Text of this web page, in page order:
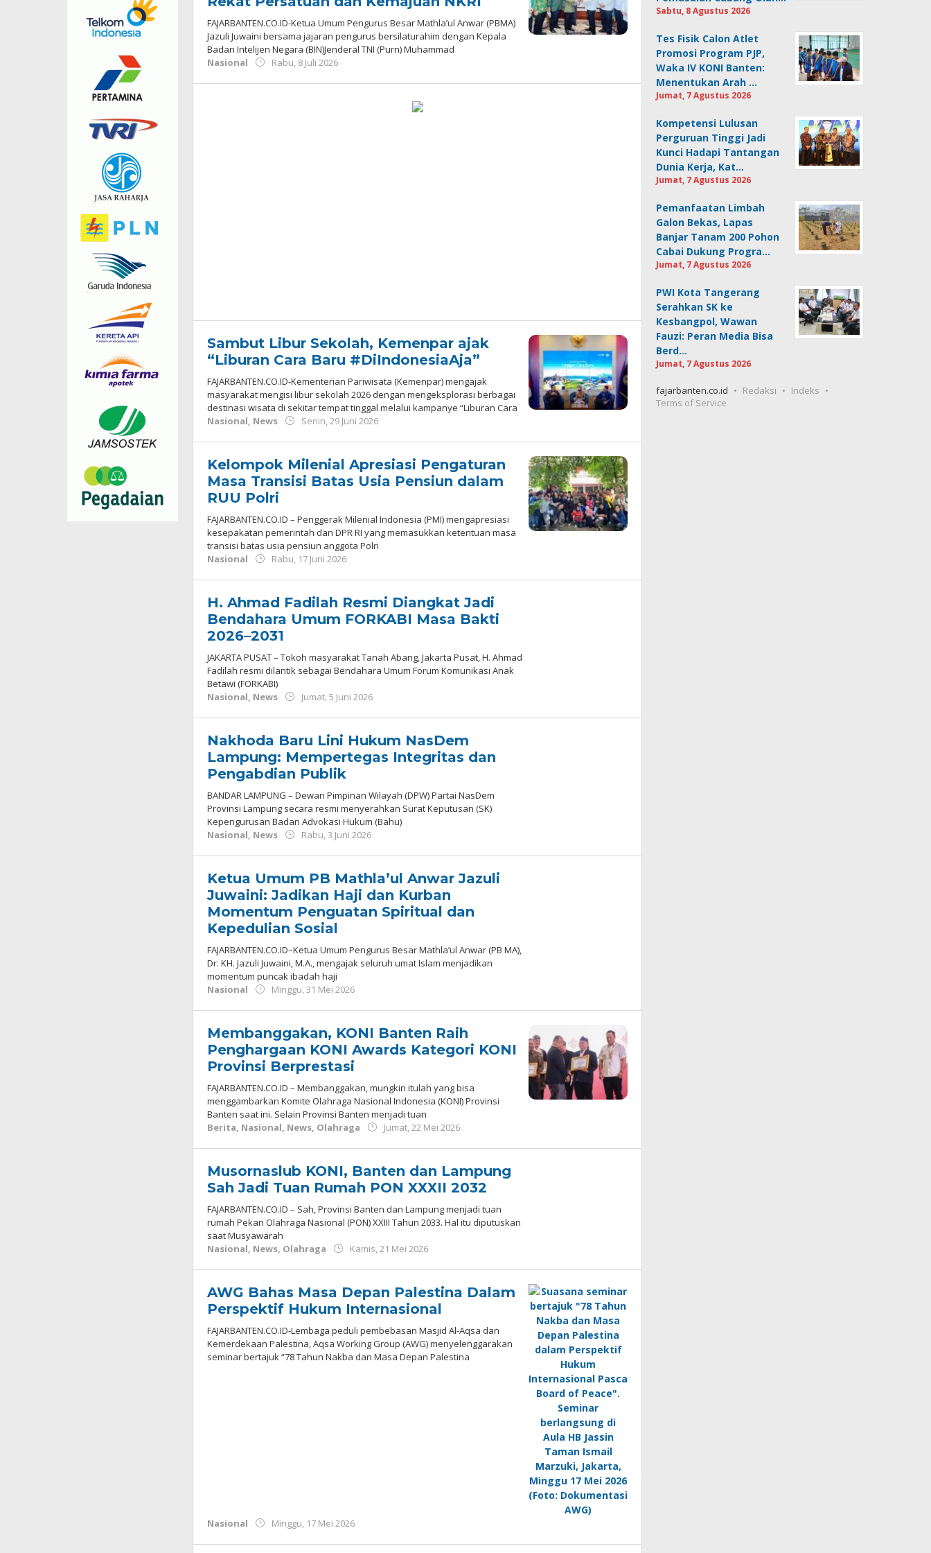
FAJARBANTEN.CO.ID-Ketua Umum Pengurus Besar Mathla’ul Anwar (PBMA)
Jazuli Juwaini bersama jajaran pengurus bersilaturahim dengan Kepala
Badan Intelijen Negara (BIN)Jenderal TNI (Purn) Muhammad
Nasional
Rabu, 8 Juli 2026
Sambut Libur Sekolah, Kemenpar ajak
“Liburan Cara Baru #DiIndonesiaAja”
FAJARBANTEN.CO.ID-Kementerian Pariwisata (Kemenpar) mengajak
masyarakat mengisi libur sekolah 2026 dengan mengeksplorasi berbagai
destinasi wisata di sekitar tempat tinggal melalui kampanye “Liburan Cara
Nasional, News Senin, 29 Juni 2026
Kelompok Milenial Apresiasi Pengaturan
Masa Transisi Batas Usia Pensiun dalam
RUU Polri
FAJARBANTEN.CO.ID – Penggerak Milenial Indonesia (PMI) mengapresiasi
kesepakatan pemerintah dan DPR RI yang memasukkan ketentuan masa
transisi batas usia pensiun anggota Polri
Nasional
Rabu, 17 Juni 2026
H. Ahmad Fadilah Resmi Diangkat Jadi
Bendahara Umum FORKABI Masa Bakti
2026–2031
JAKARTA PUSAT – Tokoh masyarakat Tanah Abang, Jakarta Pusat, H. Ahmad
Fadilah resmi dilantik sebagai Bendahara Umum Forum Komunikasi Anak
Betawi (FORKABI)
Nasional, News Jumat, 5 Juni 2026
Nakhoda Baru Lini Hukum NasDem
Lampung: Mempertegas Integritas dan
Pengabdian Publik
BANDAR LAMPUNG – Dewan Pimpinan Wilayah (DPW) Partai NasDem
Provinsi Lampung secara resmi menyerahkan Surat Keputusan (SK)
Kepengurusan Badan Advokasi Hukum (Bahu)
Nasional, News Rabu, 3 Juni 2026
Ketua Umum PB Mathla’ul Anwar Jazuli
Juwaini: Jadikan Haji dan Kurban
Momentum Penguatan Spiritual dan
Kepedulian Sosial
FAJARBANTEN.CO.ID–Ketua Umum Pengurus Besar Mathla’ul Anwar (PB MA),
Dr. KH. Jazuli Juwaini, M.A., mengajak seluruh umat Islam menjadikan
momentum puncak ibadah haji
Nasional
Minggu, 31 Mei 2026
Membanggakan, KONI Banten Raih
Penghargaan KONI Awards Kategori KONI
Provinsi Berprestasi
FAJARBANTEN.CO.ID – Membanggakan, mungkin itulah yang bisa
menggambarkan Komite Olahraga Nasional Indonesia (KONI) Provinsi
Banten saat ini. Selain Provinsi Banten menjadi tuan
Berita, Nasional, News, Olahraga Jumat, 22 Mei 2026
Musornaslub KONI, Banten dan Lampung
Sah Jadi Tuan Rumah PON XXXII 2032
FAJARBANTEN.CO.ID – Sah, Provinsi Banten dan Lampung menjadi tuan
rumah Pekan Olahraga Nasional (PON) XXIII Tahun 2033. Hal itu diputuskan
saat Musyawarah
Nasional, News, Olahraga Kamis, 21 Mei 2026
AWG Bahas Masa Depan Palestina Dalam
Perspektif Hukum Internasional
FAJARBANTEN.CO.ID-Lembaga peduli pembebasan Masjid Al-Aqsa dan
Kemerdekaan Palestina, Aqsa Working Group (AWG) menyelenggarakan
seminar bertajuk “78 Tahun Nakba dan Masa Depan Palestina
Nasional Minggu, 17 Mei 2026
Sabtu, 8 Agustus 2026
Tes Fisik Calon Atlet
Promosi Program PJP,
Waka IV KONI Banten:
Menentukan Arah …
Jumat, 7 Agustus 2026
Kompetensi Lulusan
Perguruan Tinggi Jadi
Kunci Hadapi Tantangan
Dunia Kerja, Kat…
Jumat, 7 Agustus 2026
Pemanfaatan Limbah
Galon Bekas, Lapas
Banjar Tanam 200 Pohon
Cabai Dukung Progra…
Jumat, 7 Agustus 2026
PWI Kota Tangerang
Serahkan SK ke
Kesbangpol, Wawan
Fauzi: Peran Media Bisa
Berd…
Jumat, 7 Agustus 2026
fajarbanten.co.id Redaksi
Indeks
Terms of Service